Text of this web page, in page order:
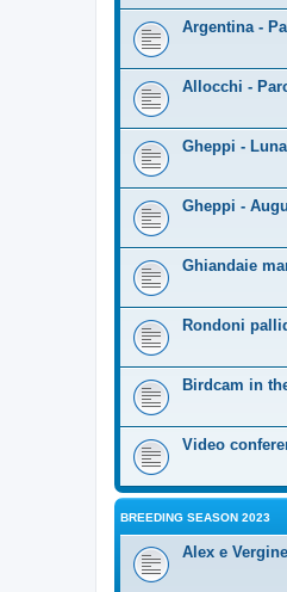
Argentina -
Allocchi -
Gheppi -
Gheppi -
Ghiandaie
Rondoni
Birdcam in
Video
BREEDING SEASON 2023
Alex e